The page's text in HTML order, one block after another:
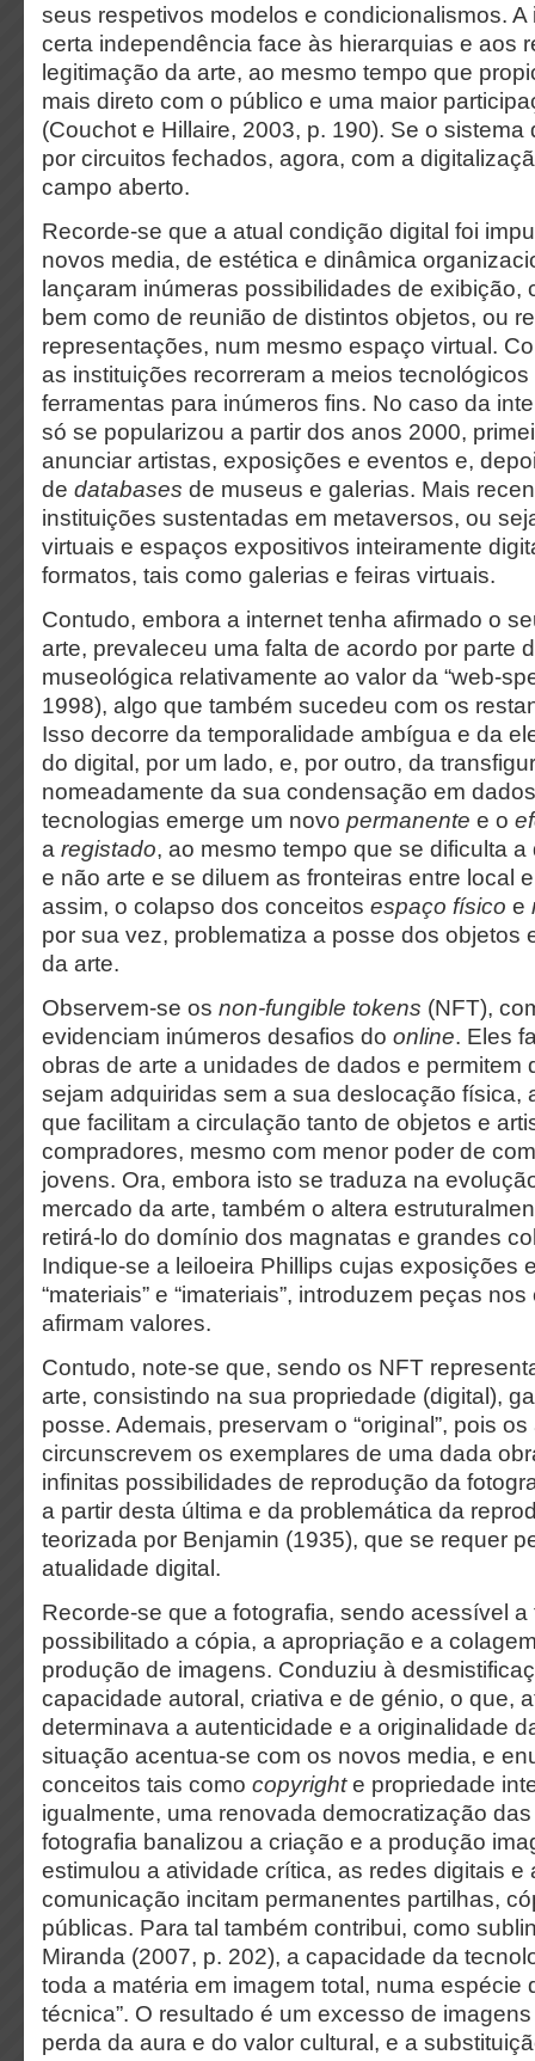
seus respetivos modelos e condicionalismos. A
certa independência face às hierarquias e aos
legitimação da arte, ao mesmo tempo que
mais direto com o público e uma maior
(Couchot e Hillaire, 2003, p. 190). Se o sistema
por circuitos fechados, agora, com a
campo aberto.
Recorde-se que a atual condição digital foi
novos media, de estética e dinâmica
lançaram inúmeras possibilidades de exibição,
bem como de reunião de distintos objetos, ou
representações, num mesmo espaço virtual.
as instituições recorreram a meios
ferramentas para inúmeros fins. No caso da
só se popularizou a partir dos anos 2000,
anunciar artistas, exposições e eventos e,
de databases de museus e galerias. Mais
instituições sustentadas em metaversos, ou
virtuais e espaços expositivos inteiramente
formatos, tais como galerias e feiras virtuais.
Contudo, embora a internet tenha afirmado o
arte, prevaleceu uma falta de acordo por parte
museológica relativamente ao valor da “web-
1998), algo que também sucedeu com os
Isso decorre da temporalidade ambígua e da
do digital, por um lado, e, por outro, da
nomeadamente da sua condensação em
tecnologias emerge um novo permanente e o
a registado, ao mesmo tempo que se dificulta
e não arte e se diluem as fronteiras entre local
assim, o colapso dos conceitos espaço físico e
por sua vez, problematiza a posse dos objetos
da arte.
Observem-se os non-fungible tokens (NFT),
evidenciam inúmeros desafios do online. Eles
obras de arte a unidades de dados e permitem
sejam adquiridas sem a sua deslocação física,
que facilitam a circulação tanto de objetos e
compradores, mesmo com menor poder de
jovens. Ora, embora isto se traduza na
mercado da arte, também o altera
retirá-lo do domínio dos magnatas e grandes
Indique-se a leiloeira Phillips cujas exposições
“materiais” e “imateriais”, introduzem peças
afirmam valores.
Contudo, note-se que, sendo os NFT
arte, consistindo na sua propriedade (digital),
posse. Ademais, preservam o “original”, pois
circunscrevem os exemplares de uma dada
infinitas possibilidades de reprodução da
a partir desta última e da problemática da
teorizada por Benjamin (1935), que se requer
atualidade digital.
Recorde-se que a fotografia, sendo acessível
possibilitado a cópia, a apropriação e a
produção de imagens. Conduziu à
capacidade autoral, criativa e de génio, o que,
determinava a autenticidade e a originalidade
situação acentua-se com os novos media, e
conceitos tais como copyrighte propriedade
igualmente, uma renovada democratização
fotografia banalizou a criação e a produção
estimulou a atividade crítica, as redes digitais e
comunicação incitam permanentes partilhas,
públicas. Para tal também contribui, como
Miranda (2007, p. 202), a capacidade da
toda a matéria em imagem total, numa espécie
técnica”. O resultado é um excesso de
perda da aura e do valor cultural, e a